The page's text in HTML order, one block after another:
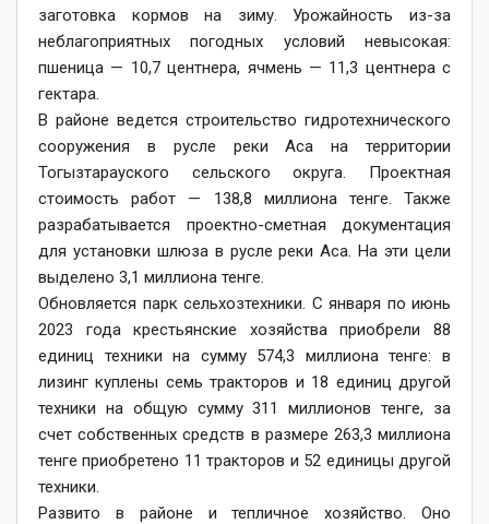
заготовка кормов на зиму. Урожайность из-за
неблагоприятных погодных условий невысокая:
пшеница — 10,7 центнера, ячмень — 11,3 центнера с
гектара.
В районе ведется строительство гидротехнического
сооружения в русле реки Аса на территории
Тогызтарауского сельского округа. Проектная
стоимость работ — 138,8 миллиона тенге. Также
разрабатывается проектно-сметная документация
для установки шлюза в русле реки Аса. На эти цели
выделено 3,1 миллиона тенге.
Обновляется парк сельхозтехники. С января по июнь
2023 года крестьянские хозяйства приобрели 88
единиц техники на сумму 574,3 миллиона тенге: в
лизинг куплены семь тракторов и 18 единиц другой
техники на общую сумму 311 миллионов тенге, за
счет собственных средств в размере 263,3 миллиона
тенге приобретено 11 тракторов и 52 единицы другой
техники.
Развито в районе и тепличное хозяйство. Оно